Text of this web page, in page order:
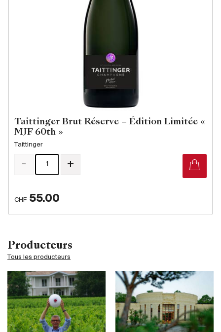
Producteurs
Tous les producteurs
Taittinger Brut Réserve – Édition Limitée «
MJF 60th »
Taittinger
CHF 55.00
- +